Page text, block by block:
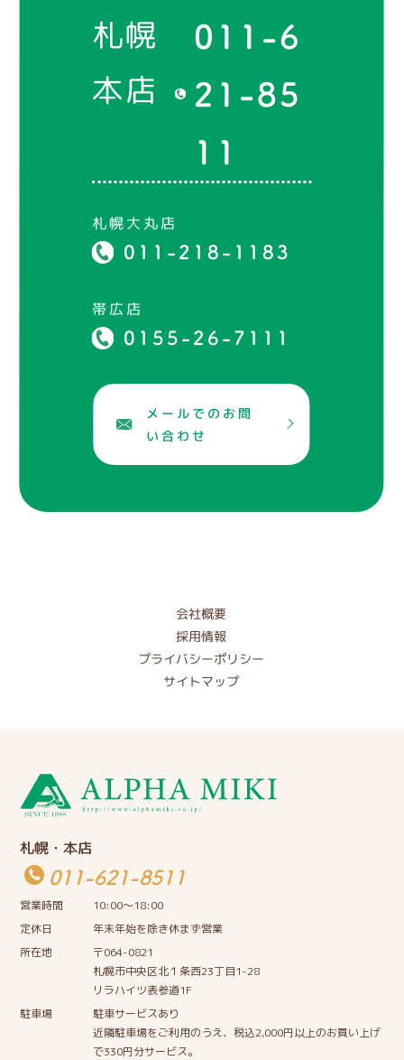
札幌
本店
011-6
21-85
11
札幌大丸店
011-218-1183
帯広店
0155-26-7111
メールでのお問
い合わせ
会社概要
採用情報
プライバシーポリシー
サイトマップ
札幌・本店
011-621-8511
営業時間
10:00〜18:00
定休日
年末年始を除き休まず営業
所在地
〒064-0821
札幌市中央区北１条西23丁目1-28
リラハイツ表参道1F
駐車場
駐車サービスあり
近隣駐車場をご利用のうえ、税込2,000円以上のお買い上げ
で330円分サービス。